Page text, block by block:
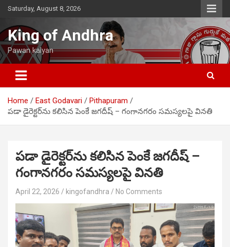
Skip
content
Saturday, August 8, 2026
King of Andhra
Pawan kalyan
Home East Godavari
Pithapuram
పడా డైరెక్టర్‌ను కలిసిన పెంకే జగదీష్ – గంగానగరం సమస్యలపై వినతి
పడా డైరెక్టర్‌ను కలిసిన పెంకే జగదీష్ –
గంగానగరం సమస్యలపై వినతి
April 22, 2026 kingofandhra No Comments